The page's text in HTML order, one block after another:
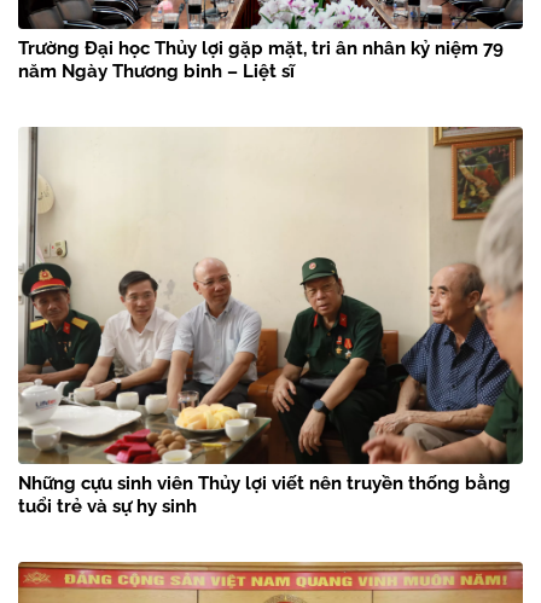
Trường Đại học Thủy lợi gặp mặt, tri ân nhân kỷ niệm 79
năm Ngày Thương binh – Liệt sĩ
Những cựu sinh viên Thủy lợi viết nên truyền thống bằng
tuổi trẻ và sự hy sinh